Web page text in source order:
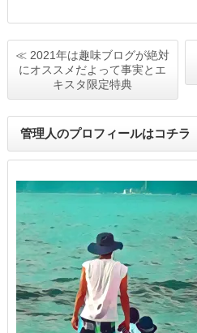
≪ 2021年は趣味ブログが絶対
にオススメだよって事実とエ
キスタ限定特典
管理人のプロフィールはコチラ